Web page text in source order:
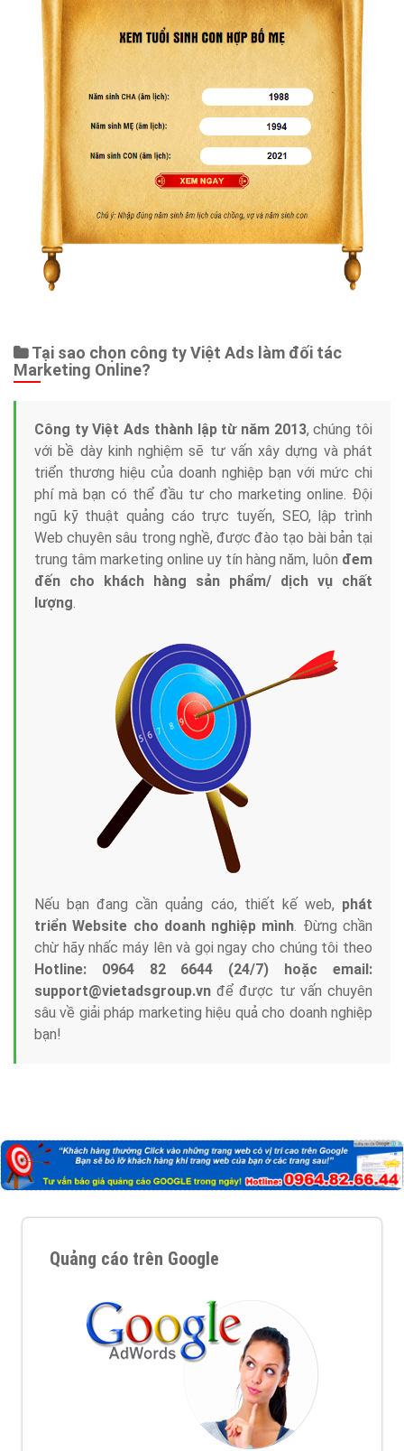
Tại sao chọn công ty Việt Ads làm đối tác
Marketing Online?
Công ty Việt Ads thành lập từ năm 2013, chúng tôi
với bề dày kinh nghiệm sẽ tư vấn xây dựng và phát
triển thương hiệu của doanh nghiệp bạn với mức chi
phí mà bạn có thể đầu tư cho marketing online. Đội
ngũ kỹ thuật quảng cáo trực tuyến, SEO, lập trình
Web chuyên sâu trong nghề, được đào tạo bài bản tại
trung tâm marketing online uy tín hàng năm, luôn đem
đến cho khách hàng sản phẩm/ dịch vụ chất
lượng.
Nếu bạn đang cần quảng cáo, thiết kế web, phát
triển Website cho doanh nghiệp mình. Đừng chần
chừ hãy nhấc máy lên và gọi ngay cho chúng tôi theo
Hotline: 0964 82 6644 (24/7) hoặc email:
support@vietadsgroup.vn để được tư vấn chuyên
sâu về giải pháp marketing hiệu quả cho doanh nghiệp
bạn!
Quảng cáo trên Google